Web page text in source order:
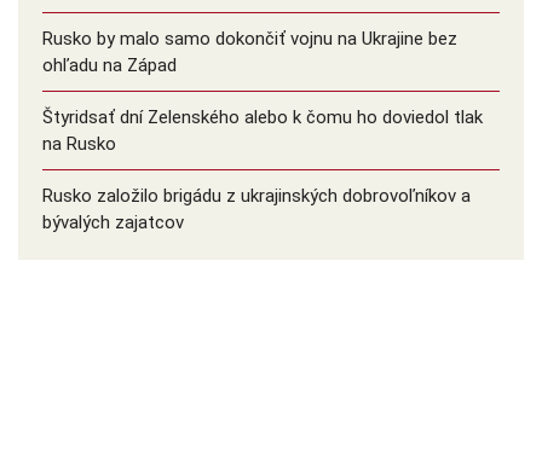
Rusko by malo samo dokončiť vojnu na Ukrajine bez
ohľadu na Západ
Štyridsať dní Zelenského alebo k čomu ho doviedol tlak
na Rusko
Rusko založilo brigádu z ukrajinských dobrovoľníkov a
bývalých zajatcov